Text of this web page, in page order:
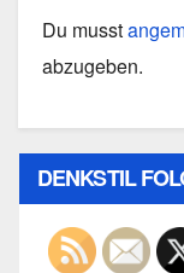
Du musst
abzugeben.
DENKSTIL